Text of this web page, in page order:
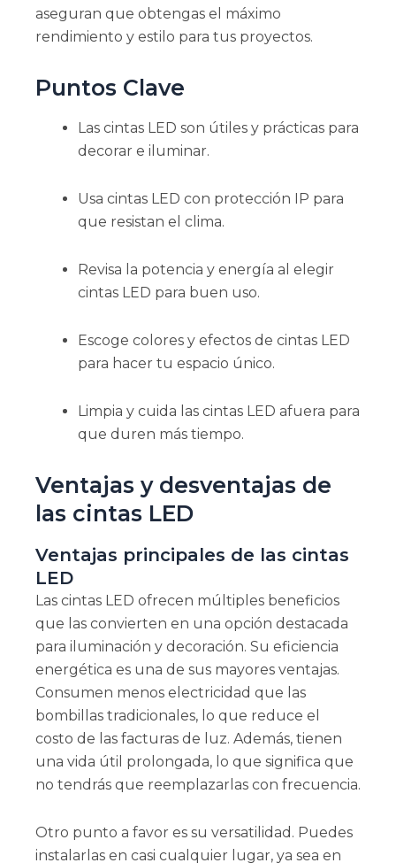
aseguran que obtengas el máximo
rendimiento y estilo para tus proyectos.
Puntos Clave
Las cintas LED son útiles y prácticas para
decorar e iluminar.
Usa cintas LED con protección IP para
que resistan el clima.
Revisa la potencia y energía al elegir
cintas LED para buen uso.
Escoge colores y efectos de cintas LED
para hacer tu espacio único.
Limpia y cuida las cintas LED afuera para
que duren más tiempo.
Ventajas y desventajas de
las cintas LED
Ventajas principales de las cintas
LED
Las cintas LED ofrecen múltiples beneficios
que las convierten en una opción destacada
para iluminación y decoración. Su eficiencia
energética es una de sus mayores ventajas.
Consumen menos electricidad que las
bombillas tradicionales, lo que reduce el
costo de las facturas de luz. Además, tienen
una vida útil prolongada, lo que significa que
no tendrás que reemplazarlas con frecuencia.
Otro punto a favor es su versatilidad. Puedes
instalarlas en casi cualquier lugar, ya sea en